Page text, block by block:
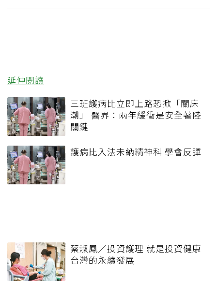
延伸閱讀
三班護病比立即上路恐掀「關床
潮」 醫界：兩年緩衝是安全著陸
關鍵
護病比入法未納精神科 學會反彈
蔡淑鳳／投資護理 就是投資健康
台灣的永續發展